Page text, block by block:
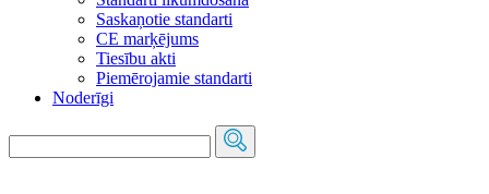
Saskaņotie standarti
CE marķējums
Tiesību akti
Piemērojamie standarti
Noderīgi